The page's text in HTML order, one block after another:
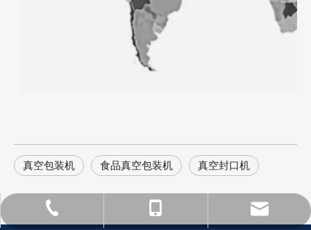
真空包装机 食品真空包装机 真空封口机
0577-88781900
18969705792
Yang@packingmachine.com